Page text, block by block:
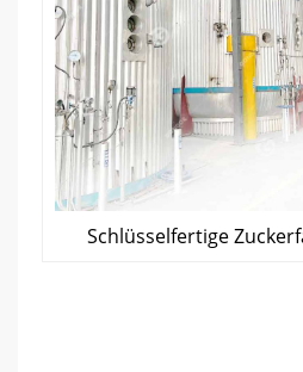
Schlüsselfertige